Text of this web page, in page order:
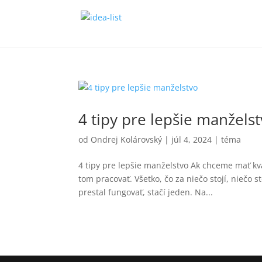
4 tipy pre lepšie
od Ondrej Kolárovský | júl 4, 2024 |téma
4 tipy pre lepšie manželstvo Ak chceme mať
tom pracovať. Všetko, čo za niečo stojí, niečo
prestal fungovať, stačí jeden. Na...